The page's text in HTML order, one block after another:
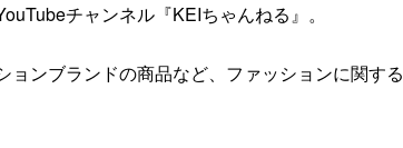
チャンネル『KEIちゃんねる』。
ンブランドの商品など、ファッションに関する